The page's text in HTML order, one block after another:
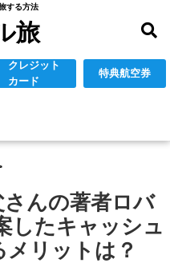
する方法
旅
クレジット
カード
特典航空券
んの著者ロバ
したキャッシュ
リットは？